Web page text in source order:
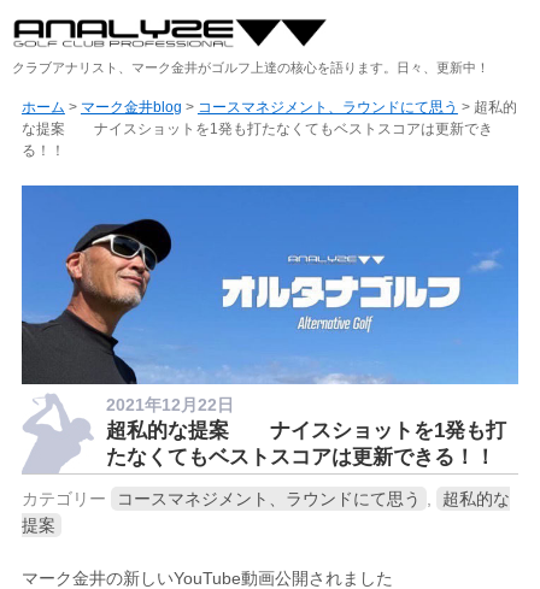
クラブアナリスト、マーク金井がゴルフ上達の核心を語ります。日々、更新中！
ホーム > マーク金井blog > コースマネジメント、ラウンドにて思う > 超私的
な提案 ナイスショットを1発も打たなくてもベストスコアは更新でき
る！！
2021年12月22日
超私的な提案 ナイスショットを1発も打
たなくてもベストスコアは更新できる！！
カテゴリー コースマネジメント、ラウンドにて思う
超私的な
提案
マーク金井の新しいYouTube動画公開されました